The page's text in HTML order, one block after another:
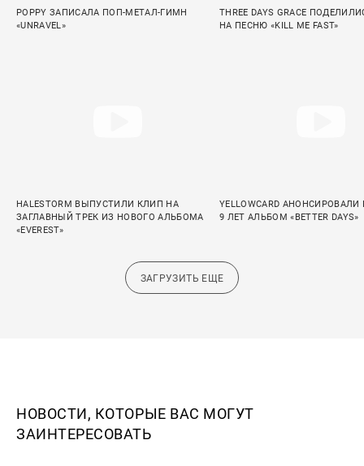
POPPY ЗАПИСАЛА ПОП-МЕТАЛ-ГИМН
«UNRAVEL»
THREE DAYS GRACE
НА ПЕСНЮ «KILL ME FAST»
HALESTORM ВЫПУСТИЛИ КЛИП НА
ЗАГЛАВНЫЙ ТРЕК ИЗ НОВОГО АЛЬБОМА
«EVEREST»
YELLOWCARD
9 ЛЕТ АЛЬБОМ «BETTER DAYS»
ЗАГРУЗИТЬ ЕЩЕ
НОВОСТИ, КОТОРЫЕ ВАС МОГУТ
ЗАИНТЕРЕСОВАТЬ